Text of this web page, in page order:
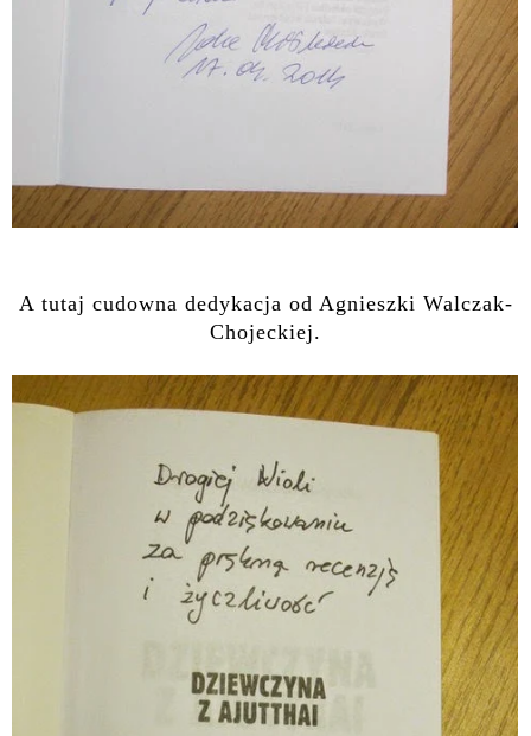
A tutaj cudowna dedykacja od Agnieszki Walczak-
Chojeckiej.